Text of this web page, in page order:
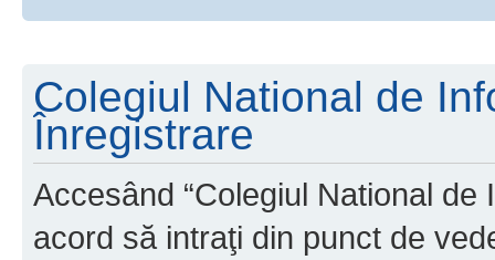
Colegiul National de
Înregistrare
Accesând “Colegiul National de
acord să intraţi din punct de